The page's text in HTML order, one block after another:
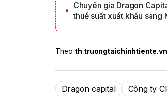
Chuyên gia Dragon
thuế suất xuất khẩu sang
Theo thitruongtaichinhtiente.vn
Dragon capital Công ty